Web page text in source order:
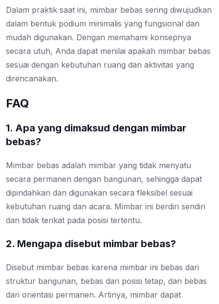
Dalam praktik saat ini, mimbar bebas sering diwujudkan
dalam bentuk podium minimalis yang fungsional dan
mudah digunakan. Dengan memahami konsepnya
secara utuh, Anda dapat menilai apakah mimbar bebas
sesuai dengan kebutuhan ruang dan aktivitas yang
direncanakan.
FAQ
1. Apa yang dimaksud dengan mimbar
bebas?
Mimbar bebas adalah mimbar yang tidak menyatu
secara permanen dengan bangunan, sehingga dapat
dipindahkan dan digunakan secara fleksibel sesuai
kebutuhan ruang dan acara. Mimbar ini berdiri sendiri
dan tidak terikat pada posisi tertentu.
2. Mengapa disebut mimbar bebas?
Disebut mimbar bebas karena mimbar ini bebas dari
struktur bangunan, bebas dari posisi tetap, dan bebas
dari orientasi permanen. Artinya, mimbar dapat